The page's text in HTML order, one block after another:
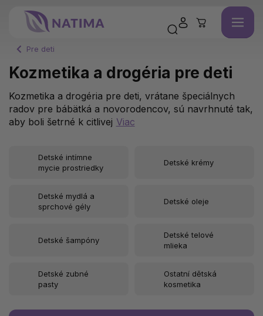
Pre deti
Kozmetika a drogéria pre deti
Kozmetika a drogéria pre deti, vrátane špeciálnych
radov pre bábätká a novorodencov, sú navrhnuté tak,
aby boli šetrné k citlivej Viac
Detské intímne
mycie prostriedky
Detské krémy
Detské mydlá a
sprchové gély
Detské oleje
Detské šampóny
Detské telové
mlieka
Detské zubné
pasty
Ostatní dětská
kosmetika